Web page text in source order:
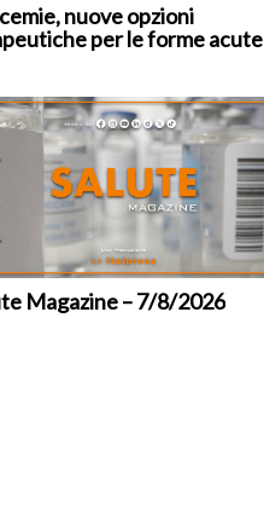
nuove opzioni
per le forme acute
Magazine – 7/8/2026